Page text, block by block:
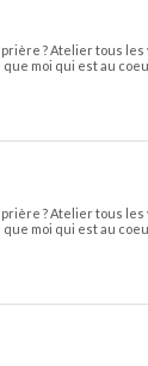
? Atelier tous
moi qui est au
? Atelier tous
moi qui est au